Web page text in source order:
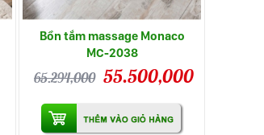
Bồn tắm massage Monaco
MC-2038
65.294,000 55.500,000